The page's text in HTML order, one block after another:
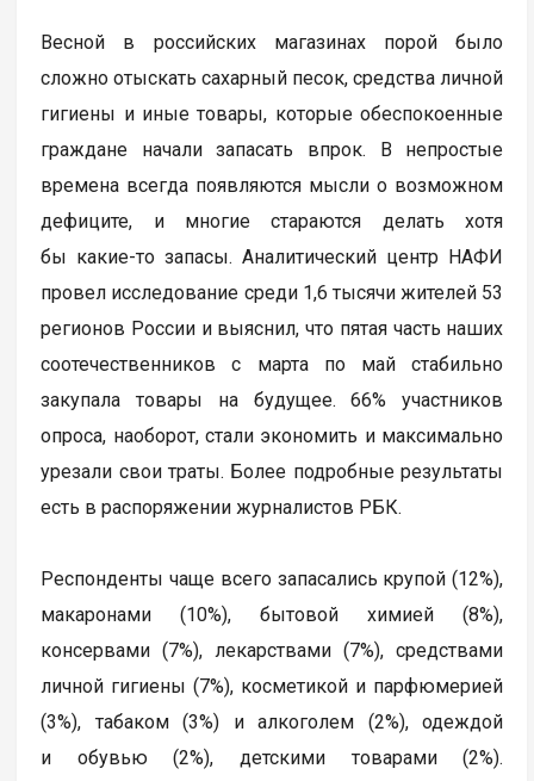
Весной в российских магазинах порой было
сложно отыскать сахарный песок, средства личной
гигиены и иные товары, которые обеспокоенные
граждане начали запасать впрок. В непростые
времена всегда появляются мысли о возможном
дефиците, и многие стараются делать хотя
бы какие-то запасы. Аналитический центр НАФИ
провел исследование среди 1,6 тысячи жителей 53
регионов России и выяснил, что пятая часть наших
соотечественников с марта по май стабильно
закупала товары на будущее. 66% участников
опроса, наоборот, стали экономить и максимально
урезали свои траты. Более подробные результаты
есть в распоряжении журналистов РБК.
Респонденты чаще всего запасались крупой (12%),
макаронами (10%), бытовой химией (8%),
консервами (7%), лекарствами (7%), средствами
личной гигиены (7%), косметикой и парфюмерией
(3%), табаком (3%) и алкоголем (2%), одеждой
и обувью (2%), детскими товарами (2%).